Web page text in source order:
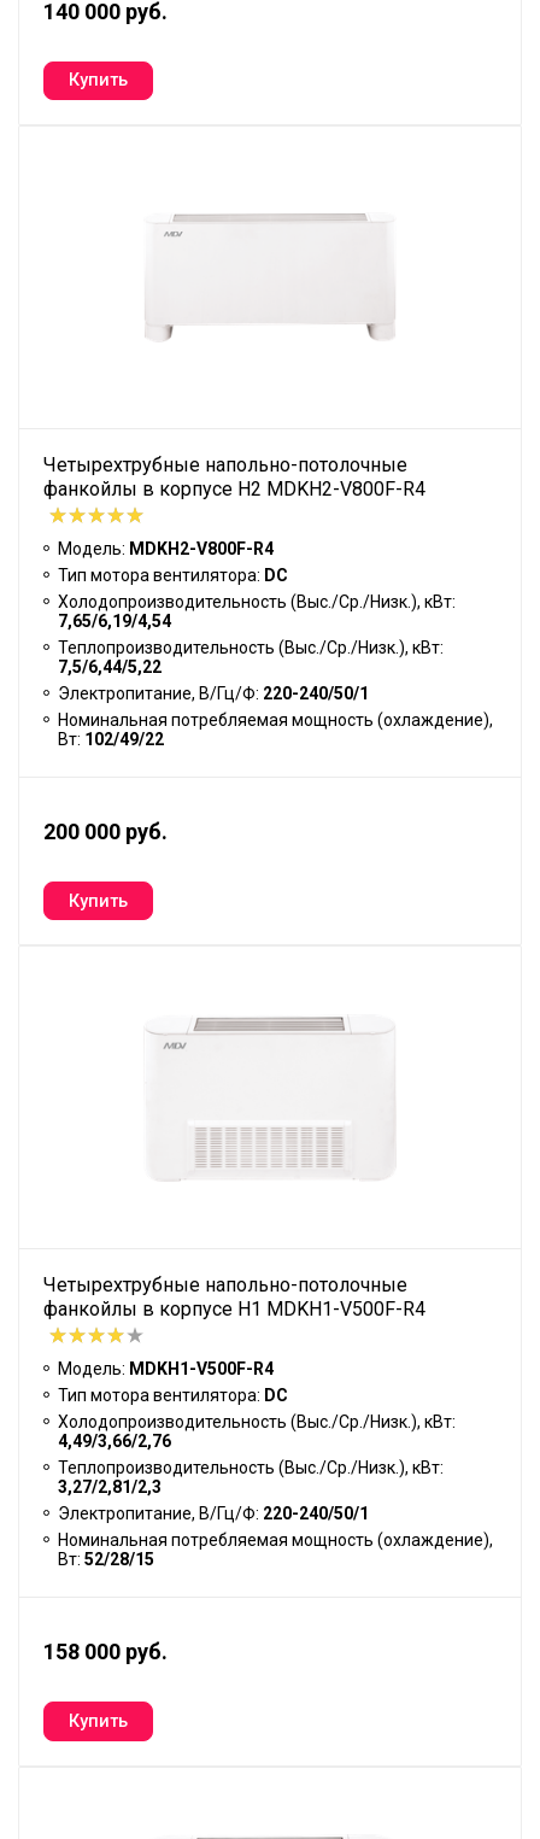
140 000 руб.
Четырехтрубные напольно-потолочные
фанкойлы в корпусе H2 MDKH2-V800F-R4
Модель: MDKH2-V800F-R4
Тип мотора вентилятора: DC
Холодопроизводительность (Выс./Ср./Низк.), кВт:
7,65/6,19/4,54
Теплопроизводительность (Выс./Ср./Низк.), кВт:
7,5/6,44/5,22
Электропитание, В/Гц/Ф: 220-240/50/1
Номинальная потребляемая мощность (охлаждение),
Вт: 102/49/22
200 000 руб.
Четырехтрубные напольно-потолочные
фанкойлы в корпусе H1 MDKH1-V500F-R4
Модель: MDKH1-V500F-R4
Тип мотора вентилятора: DC
Холодопроизводительность (Выс./Ср./Низк.), кВт:
4,49/3,66/2,76
Теплопроизводительность (Выс./Ср./Низк.), кВт:
3,27/2,81/2,3
Электропитание, В/Гц/Ф: 220-240/50/1
Номинальная потребляемая мощность (охлаждение),
Вт: 52/28/15
158 000 руб.